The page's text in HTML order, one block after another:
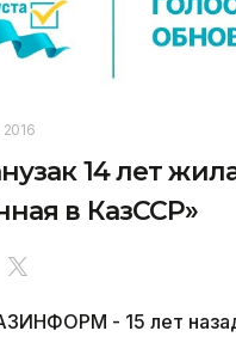
2016
14 лет
в КазССР»
- 15 лет